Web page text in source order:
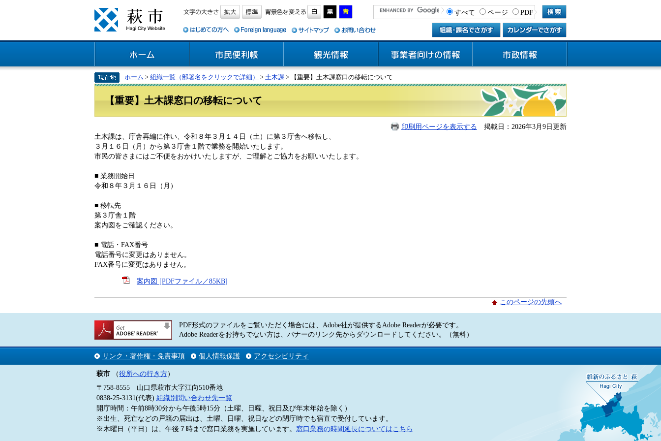
すべて ページ PDF
ホーム > 組織一覧（部署名をクリックで詳細） > 土木課 > 【重要】土木課窓口の移転について
【重要】土木課窓口の移転について
印刷用ページを表示する 掲載日：2026年3月9日更新
土木課は、庁舎再編に伴い、令和８年３月１４日（土）に第３庁舎へ移転し、
３月１６日（月）から第３庁舎１階で業務を開始いたします。
市民の皆さまにはご不便をおかけいたしますが、ご理解とご協力をお願いいたします。
■ 業務開始日
令和８年３月１６日（月）
■ 移転先
第３庁舎１階
案内図をご確認ください。
■ 電話・FAX番号
電話番号に変更はありません。
FAX番号に変更はありません。
案内図 [PDFファイル／85KB]
このページの先頭へ
PDF形式のファイルをご覧いただく場合には、Adobe社が提供するAdobe Readerが必要です。
Adobe Readerをお持ちでない方は、バナーのリンク先からダウンロードしてください。（無料）
リンク・著作権・免責事項 個人情報保護 アクセシビリティ
萩市 （役所への行き方）
〒758-8555 山口県萩市大字江向510番地
0838-25-3131(代表) 組織別問い合わせ先一覧
開庁時間：午前8時30分から午後5時15分（土曜、日曜、祝日及び年末年始を除く）
※出生、死亡などの戸籍の届出は、土曜、日曜、祝日などの閉庁時でも宿直で受付しています。
※木曜日（平日）は、午後７時まで窓口業務を実施しています。 窓口業務の時間延長についてはこちら